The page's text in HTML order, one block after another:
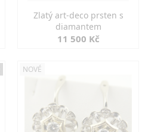
Zlatý art-deco prsten s
diamantem
11 500 Kč
NOVÉ